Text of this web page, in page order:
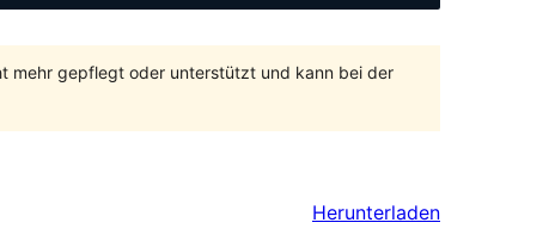
mehr gepflegt oder unterstützt und kann bei der
Herunterladen